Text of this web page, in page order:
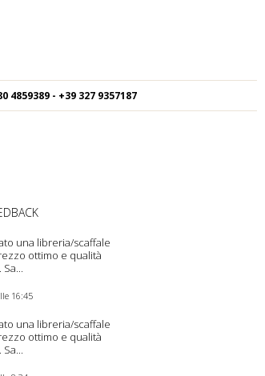
4859389 - +39 327 9357187
una libreria/scaffale
ottimo e qualità
16:45
una libreria/scaffale
ottimo e qualità